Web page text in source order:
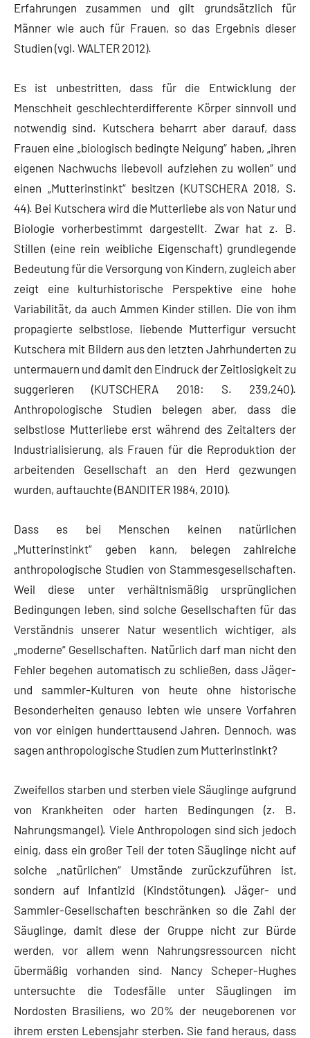
Erfahrungen zusammen und gilt grundsätzlich für
Männer wie auch für Frauen, so das Ergebnis dieser
Studien (vgl. WALTER 2012).
Es ist unbestritten, dass für die Entwicklung der
Menschheit geschlechterdifferente Körper sinnvoll und
notwendig sind. Kutschera beharrt aber darauf, dass
Frauen eine „biologisch bedingte Neigung“ haben, „ihren
eigenen Nachwuchs liebevoll aufziehen zu wollen“ und
einen „Mutterinstinkt“ besitzen (KUTSCHERA 2018, S.
44). Bei Kutschera wird die Mutterliebe als von Natur und
Biologie vorherbestimmt dargestellt. Zwar hat z. B.
Stillen (eine rein weibliche Eigenschaft) grundlegende
Bedeutung für die Versorgung von Kindern, zugleich aber
zeigt eine kulturhistorische Perspektive eine hohe
Variabilität, da auch Ammen Kinder stillen. Die von ihm
propagierte selbstlose, liebende Mutterfigur versucht
Kutschera mit Bildern aus den letzten Jahrhunderten zu
untermauern und damit den Eindruck der Zeitlosigkeit zu
suggerieren (KUTSCHERA 2018: S. 239,240).
Anthropologische Studien belegen aber, dass die
selbstlose Mutterliebe erst während des Zeitalters der
Industrialisierung, als Frauen für die Reproduktion der
arbeitenden Gesellschaft an den Herd gezwungen
wurden, auftauchte (BANDITER 1984, 2010).
Dass es bei Menschen keinen natürlichen
„Mutterinstinkt“ geben kann, belegen zahlreiche
anthropologische Studien von Stammesgesellschaften.
Weil diese unter verhältnismäßig ursprünglichen
Bedingungen leben, sind solche Gesellschaften für das
Verständnis unserer Natur wesentlich wichtiger, als
„moderne“ Gesellschaften. Natürlich darf man nicht den
Fehler begehen automatisch zu schließen, dass Jäger-
und sammler-Kulturen von heute ohne historische
Besonderheiten genauso lebten wie unsere Vorfahren
von vor einigen hunderttausend Jahren. Dennoch, was
sagen anthropologische Studien zum Mutterinstinkt?
Zweifellos starben und sterben viele Säuglinge aufgrund
von Krankheiten oder harten Bedingungen (z. B.
Nahrungsmangel). Viele Anthropologen sind sich jedoch
einig, dass ein großer Teil der toten Säuglinge nicht auf
solche „natürlichen“ Umstände zurückzuführen ist,
sondern auf Infantizid (Kindstötungen). Jäger- und
Sammler-Gesellschaften beschränken so die Zahl der
Säuglinge, damit diese der Gruppe nicht zur Bürde
werden, vor allem wenn Nahrungsressourcen nicht
übermäßig vorhanden sind. Nancy Scheper-Hughes
untersuchte die Todesfälle unter Säuglingen im
Nordosten Brasiliens, wo 20% der neugeborenen vor
ihrem ersten Lebensjahr sterben. Sie fand heraus, dass